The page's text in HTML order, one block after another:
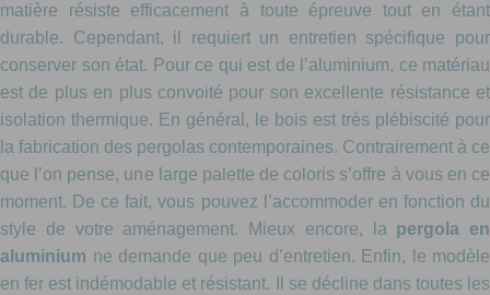
matière résiste efficacement à toute épreuve tout en étant
durable. Cependant, il requiert un entretien spécifique pour
conserver son état. Pour ce qui est de l’aluminium, ce matériau
est de plus en plus convoité pour son excellente résistance et
isolation thermique. En général, le bois est très plébiscité pour
la fabrication des pergolas contemporaines. Contrairement à ce
que l’on pense, une large palette de coloris s’offre à vous en ce
moment. De ce fait, vous pouvez l’accommoder en fonction du
style de votre aménagement. Mieux encore, la pergola en
aluminium ne demande que peu d’entretien. Enfin, le modèle
en fer est indémodable et résistant. Il se décline dans toutes les